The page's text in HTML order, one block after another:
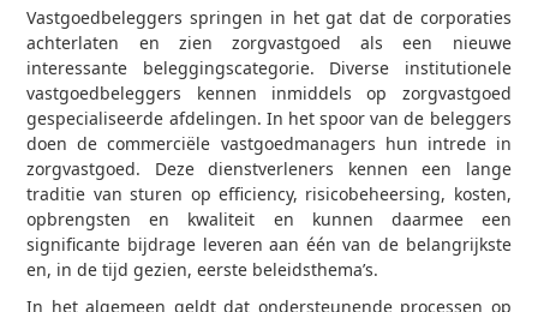
Vastgoedbeleggers springen in het gat dat de corporaties
achterlaten en zien zorgvastgoed als een nieuwe
interessante beleggingscategorie. Diverse institutionele
vastgoedbeleggers kennen inmiddels op zorgvastgoed
gespecialiseerde afdelingen. In het spoor van de beleggers
doen de commerciële vastgoedmanagers hun intrede in
zorgvastgoed. Deze dienstverleners kennen een lange
traditie van sturen op efficiency, risicobeheersing, kosten,
opbrengsten en kwaliteit en kunnen daarmee een
significante bijdrage leveren aan één van de belangrijkste
en, in de tijd gezien, eerste beleidsthema’s.
In het algemeen geldt dat ondersteunende processen op